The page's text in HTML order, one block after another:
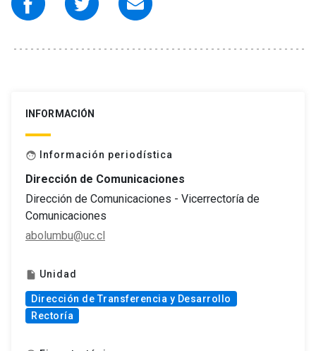
INFORMACIÓN
face Información periodística
Dirección de Comunicaciones
Dirección de Comunicaciones - Vicerrectoría de
Comunicaciones
abolumbu@uc.cl
insert_drive_file Unidad
Dirección de Transferencia y Desarrollo
Rectoría